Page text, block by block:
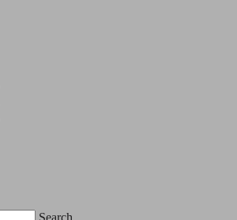
Search